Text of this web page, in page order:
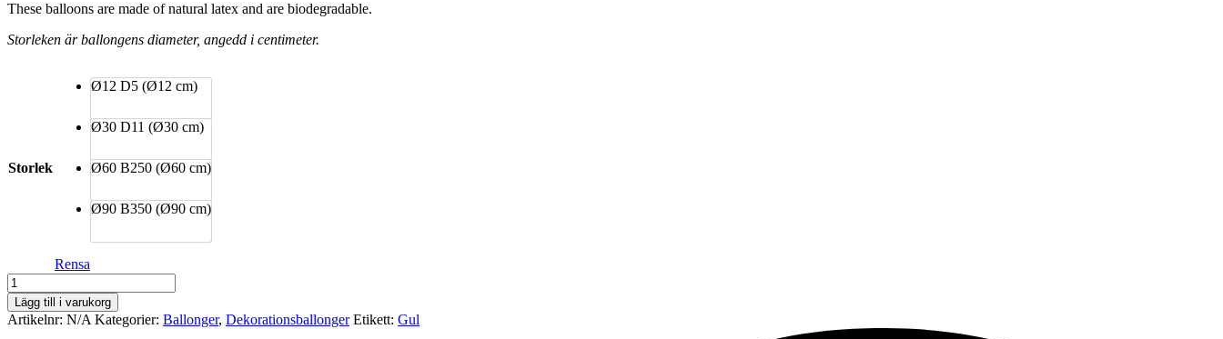
These balloons are made of natural latex and are biodegradable.
Storleken är ballongens diameter, angedd i centimeter.
Storlek
Ø12 D5 (Ø12 cm)
Ø30 D11 (Ø30 cm)
Ø60 B250 (Ø60 cm)
Ø90 B350 (Ø90 cm)
Rensa
Dekorationsballong
-
Yellow
crystal
Lägg till i varukorg
Artikelnr: N/A Kategorier: Ballonger, Dekorations­ballonger Etikett: Gul